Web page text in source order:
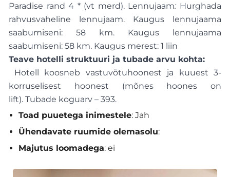
Teave hotelli struktuuri ja tubade arvu kohta:
Hotell koosneb vastuvõtuhoonest ja kuuest 3-
korruselisest hoonest (mõnes hoones on
lift). Tubade koguarv – 393.
Toad puuetega inimestele: Jah
Ühendavate ruumide olemasolu:
Majutus loomadega: ei
Paradise rand 4 * (vt merd). Lennujaam: Hurghada
rahvusvaheline lennujaam. Kaugus lennujaama
saabumiseni: 58 km. Kaugus lennujaama
saabumiseni: 58 km. Kaugus merest: 1 liin